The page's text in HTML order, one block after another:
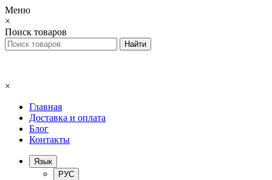
Меню
×
Поиск товаров
×
Главная
Доставка и оплата
Блог
Контакты
Язык
РУС